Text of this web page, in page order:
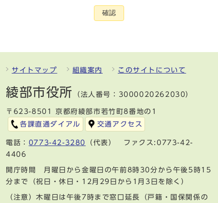
確認
サイトマップ 組織案内 このサイトについて
綾部市役所 （法人番号：3000020262030）
〒623-8501 京都府綾部市若竹町8番地の1
各課直通ダイアル
交通アクセス
電話： 0773-42-3280
（代表） ファクス:0773-42-
4406
開庁時間 月曜日から金曜日の午前8時30分から午後5時15
分まで（祝日・休日・12月29日から1月3日を除く）
（注意）木曜日は午後7時まで窓口延長（戸籍・国保関係の